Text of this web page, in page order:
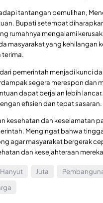
tantangan pemulihan,
Bupati setempat
rumahnya mengalami
masyarakat yang
terima.
pemerintah menjadi kunci
segera merespon dan
dapat berjalan lebih
efisien dan tepat sasaran.
kesehatan dan keselamatan
Mengingat bahwa
agar masyarakat bergerak
dan kesejahteraan
Hanyut Juta